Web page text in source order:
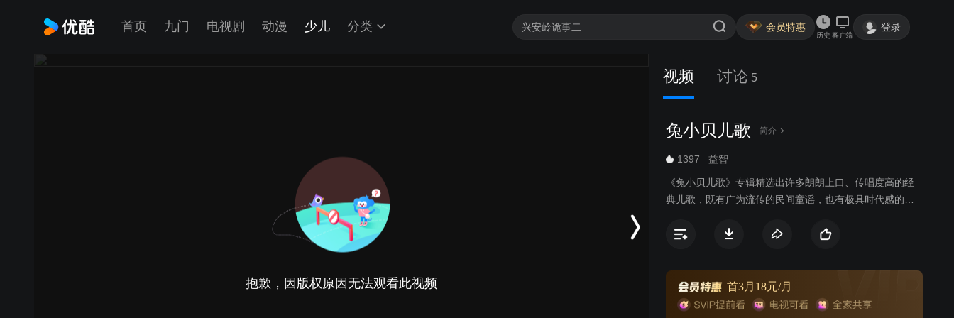
首页 九门 电视剧 动漫 少儿 分类 会员特惠
历史 客户端
登录
抱歉，因版权原因无法观看此视频
视频 讨论 5
兔小贝儿歌 简介
1397 益智
《兔小贝儿歌》专辑精选出许多朗朗上口、传唱度高的经
典儿歌，既有广为流传的民间童谣，也有极具时代感的原
手们童稚的嗓音为大家带来全新的儿歌世界。《兔小贝儿
儿童健康向上的精神风貌，让儿童感受到欢乐的音乐氛
围，还能从歌曲中学习语言，培养美感，启发益智，增长
首3月18元/月